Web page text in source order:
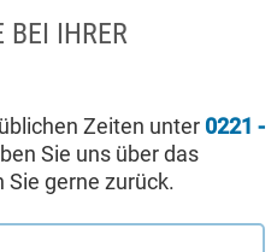
BEI IHRER
Zeiten unter 0221 -
Sie uns über das
Sie gerne zurück.